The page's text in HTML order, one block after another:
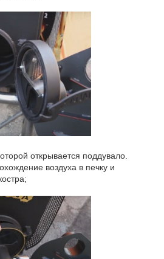
открывается поддувало.
воздуха в печку и